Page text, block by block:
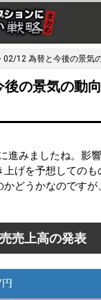
02/12 為替と今後の景気
の景気の動
進みましたね。影
げを予想しての
どうかなのです
売上高の発表